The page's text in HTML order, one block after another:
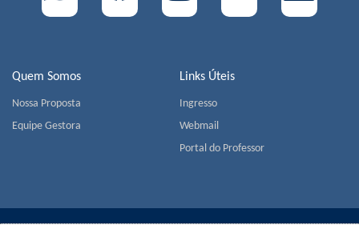
Quem Somos
Nossa Proposta
Equipe Gestora
Links Úteis
Ingresso
Webmail
Portal do Professor